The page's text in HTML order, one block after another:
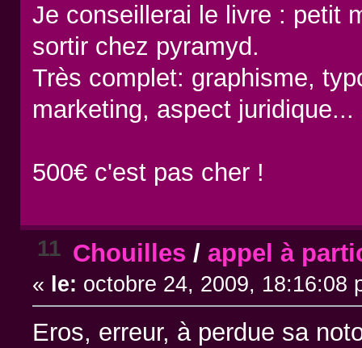
Je conseillerai le livre : petit
sortir chez pyramyd.
Très complet: graphisme,
marketing, aspect juridique...
500€ c'est pas cher !
11 Chouilles / appel à
« le: octobre 24, 2009, 18:16:08
Eros, erreur, à perdue sa